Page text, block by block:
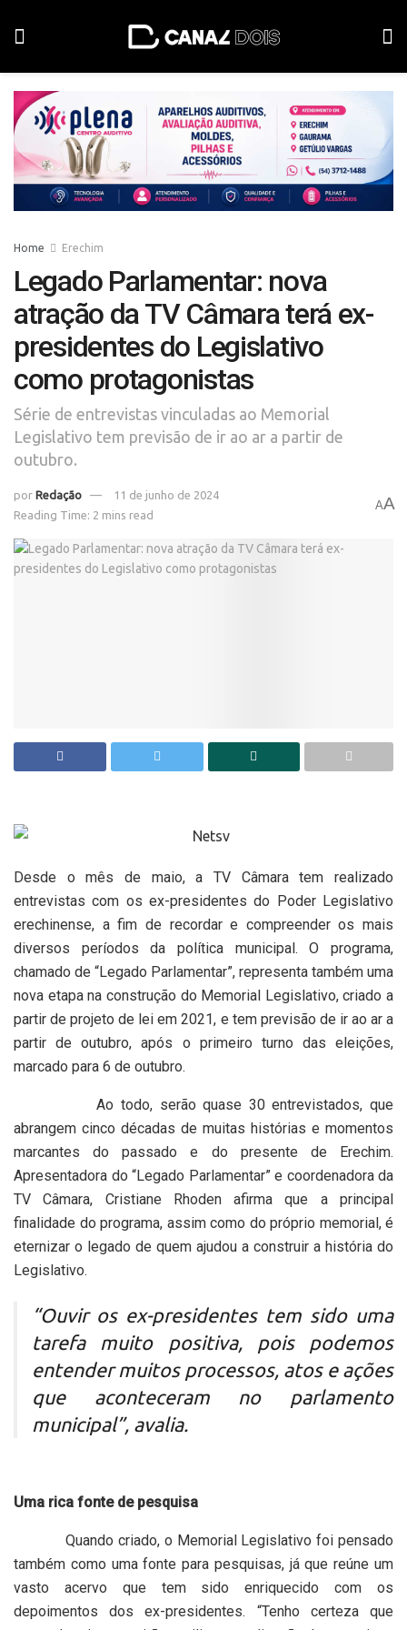
Home Erechim
Legado Parlamentar: nova
atração da TV Câmara terá ex-
presidentes do Legislativo
como protagonistas
Série de entrevistas vinculadas ao Memorial
Legislativo tem previsão de ir ao ar a partir de
outubro.
por Redação
11 de junho de 2024
Reading Time: 2 mins read
AA
Desde o mês de maio, a TV Câmara tem realizado
entrevistas com os ex-presidentes do Poder Legislativo
erechinense, a fim de recordar e compreender os mais
diversos períodos da política municipal. O programa,
chamado de “Legado Parlamentar”, representa também uma
nova etapa na construção do Memorial Legislativo, criado a
partir de projeto de lei em 2021, e tem previsão de ir ao ar a
partir de outubro, após o primeiro turno das eleições,
marcado para 6 de outubro.
Ao todo, serão quase 30 entrevistados, que
abrangem cinco décadas de muitas histórias e momentos
marcantes do passado e do presente de Erechim.
Apresentadora do “Legado Parlamentar” e coordenadora da
TV Câmara, Cristiane Rhoden afirma que a principal
finalidade do programa, assim como do próprio memorial, é
eternizar o legado de quem ajudou a construir a história do
Legislativo.
“Ouvir os ex-presidentes tem sido uma
tarefa muito positiva, pois podemos
entender muitos processos, atos e ações
que aconteceram no parlamento
municipal”, avalia.
Uma rica fonte de pesquisa
Quando criado, o Memorial Legislativo foi pensado
também como uma fonte para pesquisas, já que reúne um
vasto acervo que tem sido enriquecido com os
depoimentos dos ex-presidentes. “Tenho certeza que